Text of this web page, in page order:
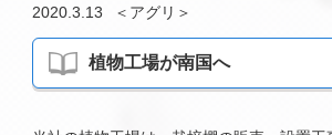
2020.3.13 ＜ アグリ ＞
植物工場が南国へ